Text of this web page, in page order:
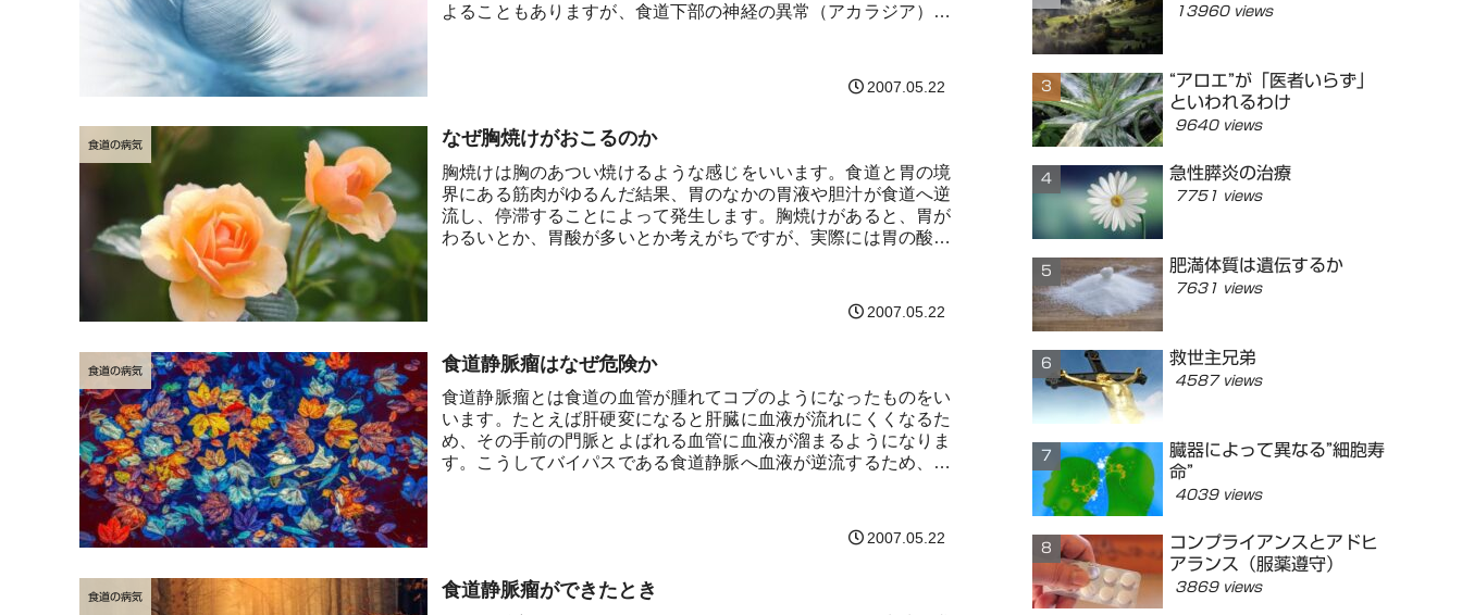
よることもありますが、食道下部の神経の異常（アカラジア）や
2007.05.22
食道の病気 なぜ胸焼けがおこるのか
胸焼けは胸のあつい焼けるような感じをいいます。食道と胃の境
界にある筋肉がゆるんだ結果、胃のなかの胃液や胆汁が食道へ逆
流し、停滞することによって発生します。胸焼けがあると、胃が
わるいとか、胃酸が多いとか考えがちですが、実際には胃の酸度
2007.05.22
食道の病気 食道静脈瘤はなぜ危険か
食道静脈瘤とは食道の血管が腫れてコブのようになったものをい
います。たとえば肝硬変になると肝臓に血液が流れにくくなるた
め、その手前の門脈とよばれる血管に血液が溜まるようになりま
す。こうしてバイパスである食道静脈へ血液が逆流するため、静
2007.05.22
食道の病気 食道静脈瘤ができたとき
13960 views
“アロエ”が「医者いらず」
といわれるわけ
9640 views
急性膵炎の治療
7751 views
肥満体質は遺伝するか
7631 views
救世主兄弟
4587 views
臓器によって異なる”細胞寿
命”
4039 views
コンプライアンスとアドヒ
アランス（服薬遵守）
3869 views